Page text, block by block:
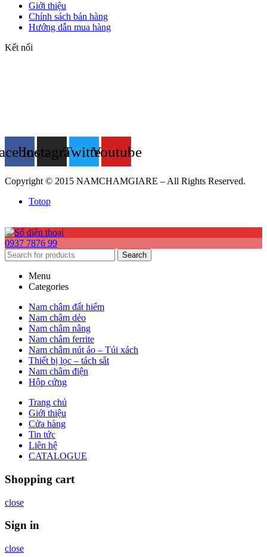
Giới thiệu
Chính sách bán hàng
Hướng dẫn mua hàng
Kết nối
InstagramTwitterYoutube
Copyright © 2015 NAMCHAMGIARE – All Rights Reserved.
Totop
0937 7876 99
Search
Menu
Categories
Nam châm đất hiếm
Nam châm dẻo
Nam châm nâng
Nam châm ferrite
Nam châm nút áo – Túi xách
Thiết bị lọc – tách sắt
Nam châm điện
Hộp cứng
Trang chủ
Giới thiệu
Cửa hàng
Tin tức
Liên hệ
CATALOGUE
Shopping cart
close
Sign in
close